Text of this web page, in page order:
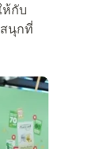
ห้กับ
นุกที่